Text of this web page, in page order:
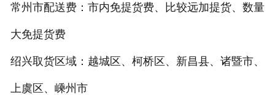
常州市配送费：市内免提货费、比较远加提货、数量
大免提货费
绍兴取货区域：越城区、柯桥区、新昌县、诸暨市、
上虞区、嵊州市